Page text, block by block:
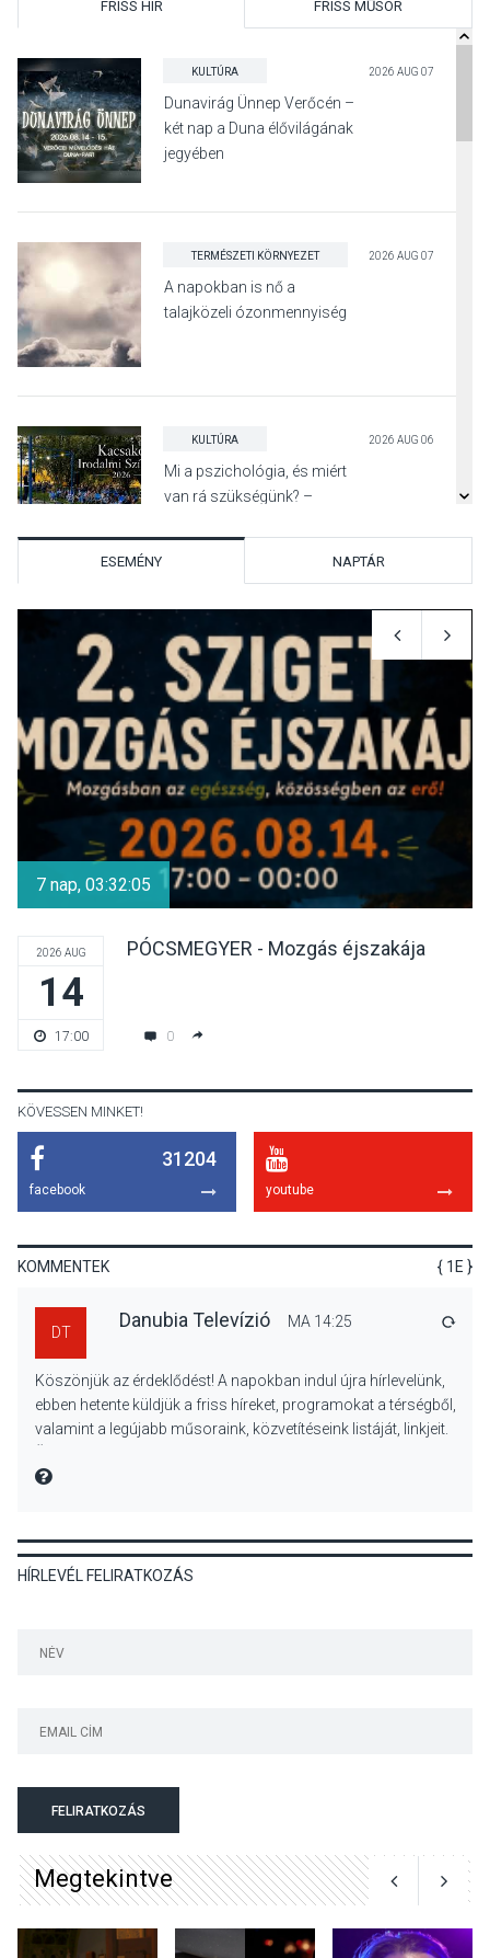
FRISS HÍR FRISS MŰSOR
KULTÚRA 2026 AUG 07
Dunavirág Ünnep Verőcén –
két nap a Duna élővilágának
jegyében
TERMÉSZETI KÖRNYEZET 2026 AUG 07
A napokban is nő a
talajközeli ózonmennyiség
KULTÚRA 2026 AUG 06
Mi a pszichológia, és miért
van rá szükségünk? –
Különleges csillagles lesz
Tahitótfaluban a Bodor
Majorban
Színek, közösség és
hagyomány – kiállítás
nyitotta meg az idei Irány
Különleges nyári élményt
Szeptembertől emelkednek
a parkolási díjak
Szentendrén
KÖZÉLET 2026 AUG 05
Nőtt a fontosabb nyári
teli búcsúhétvége lesz
ESEMÉNY NAPTÁR
7 nap, 03:32:04
2026 AUG
14
17:00
PÓCSMEGYER - Mozgás éjszakája
0
KÖVESSEN MINKET!
31204
facebook youtube
KOMMENTEK { 1E }
DT
Danubia Televízió MA 14:25
Köszönjük az érdeklődést! A napokban indul újra hírlevelünk,
ebben hetente küldjük a friss híreket, programokat a térségből,
valamint a legújabb műsoraink, közvetítéseink listáját, linkjeit.
MIRE MONDTA
HÍRLEVÉL FELIRATKOZÁS
FELIRATKOZÁS
Megtekintve